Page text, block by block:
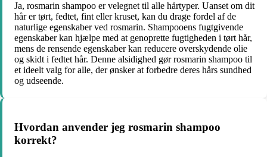
Ja, rosmarin shampoo er velegnet til alle hårtyper. Uanset om dit
hår er tørt, fedtet, fint eller kruset, kan du drage fordel af de
naturlige egenskaber ved rosmarin. Shampooens fugtgivende
egenskaber kan hjælpe med at genoprette fugtigheden i tørt hår,
mens de rensende egenskaber kan reducere overskydende olie
og skidt i fedtet hår. Denne alsidighed gør rosmarin shampoo til
et ideelt valg for alle, der ønsker at forbedre deres hårs sundhed
og udseende.
Hvordan anvender jeg rosmarin shampoo
korrekt?